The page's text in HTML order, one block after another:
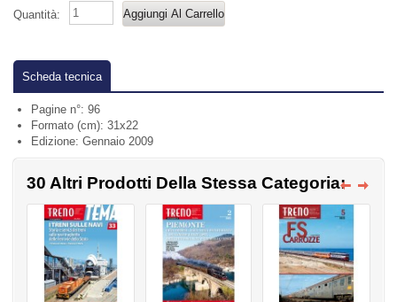
Quantità:
Scheda tecnica
Pagine n°: 96
Formato (cm): 31x22
Edizione: Gennaio 2009
30 Altri Prodotti Della Stessa Categoria: